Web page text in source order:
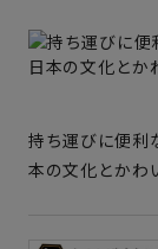
持ち運びに便利
本の文化とかわ